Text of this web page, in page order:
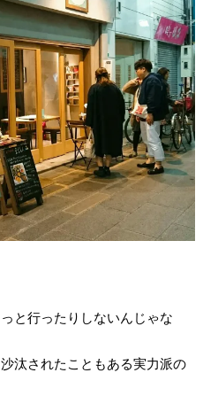
と行ったりしないんじゃな
汰されたこともある実力派の